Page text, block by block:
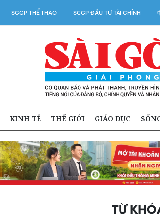
SGGP THỂ THAO SGGP ĐẦU TƯ TÀI CHÍNH
KINH TẾ THẾ GIỚI GIÁO DỤC
TỪ